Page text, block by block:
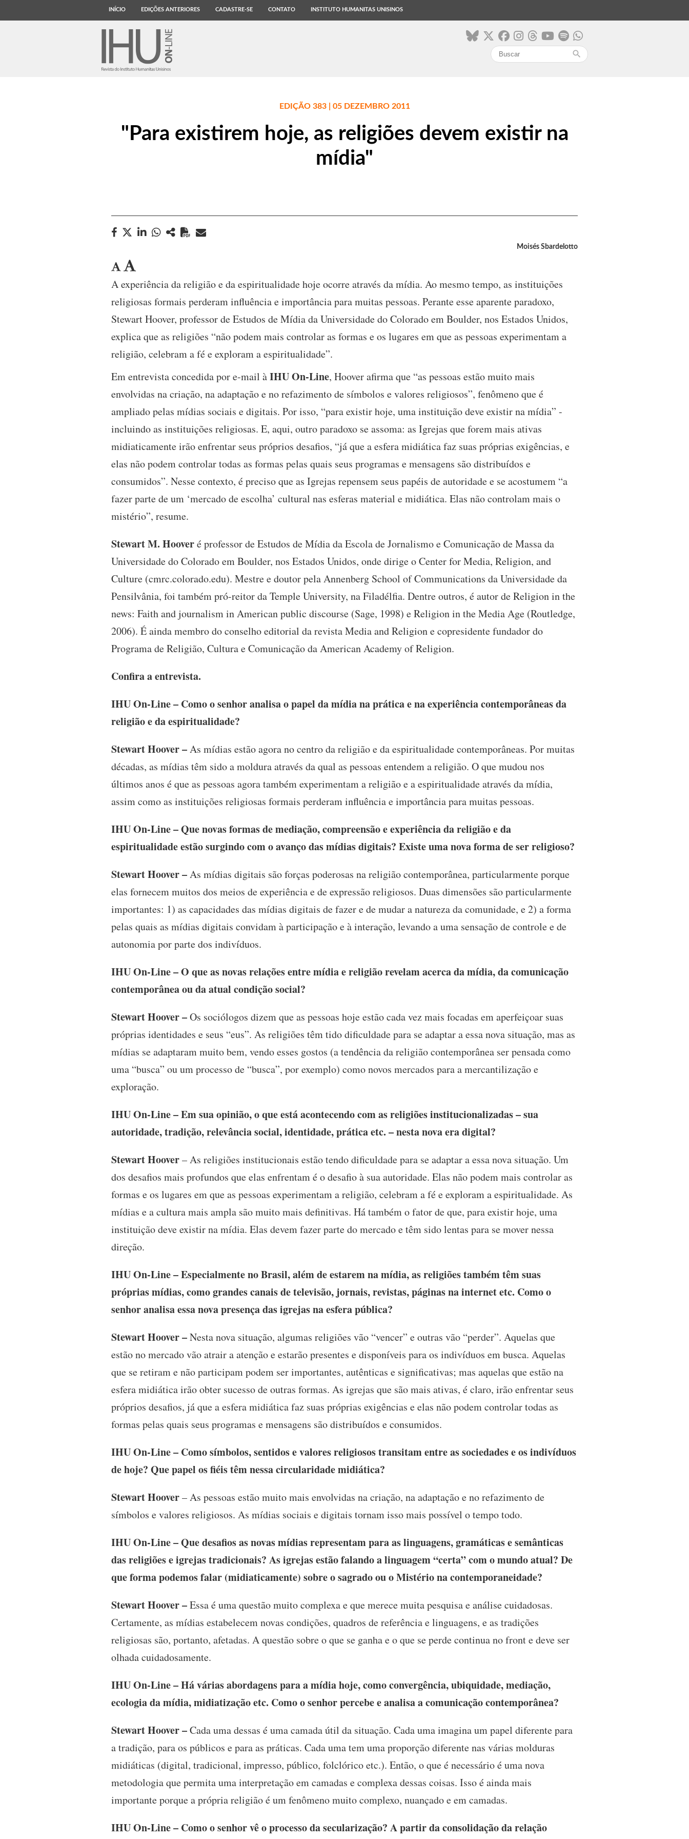
INÍCIO EDIÇÕES ANTERIORES CADASTRE-SE CONTATO INSTITUTO HUMANITAS UNISINOS
search
EDIÇÃO 383 | 05 DEZEMBRO 2011
"Para existirem hoje, as religiões devem existir na
mídia"
Moisés Sbardelotto
A experiência da religião e da espiritualidade hoje ocorre através da mídia. Ao mesmo tempo, as instituições
religiosas formais perderam influência e importância para muitas pessoas. Perante esse aparente paradoxo,
Stewart Hoover, professor de Estudos de Mídia da Universidade do Colorado em Boulder, nos Estados Unidos,
explica que as religiões “não podem mais controlar as formas e os lugares em que as pessoas experimentam a
religião, celebram a fé e exploram a espiritualidade”.
Em entrevista concedida por e-mail àIHU On-Line, Hoover afirma que “as pessoas estão muito mais
envolvidas na criação, na adaptação e no refazimento de símbolos e valores religiosos”, fenômeno que é
ampliado pelas mídias sociais e digitais. Por isso, “para existir hoje, uma instituição deve existir na mídia” -
incluindo as instituições religiosas. E, aqui, outro paradoxo se assoma: as Igrejas que forem mais ativas
midiaticamente irão enfrentar seus próprios desafios, “já que a esfera midiática faz suas próprias exigências, e
elas não podem controlar todas as formas pelas quais seus programas e mensagens são distribuídos e
consumidos”. Nesse contexto, é preciso que as Igrejas repensem seus papéis de autoridade e se acostumem “a
fazer parte de um ‘mercado de escolha’ cultural nas esferas material e midiática. Elas não controlam mais o
mistério”, resume.
Stewart M. Hooveré professor de Estudos de Mídia da Escola de Jornalismo e Comunicação de Massa da
Universidade do Colorado em Boulder, nos Estados Unidos, onde dirige o Center for Media, Religion, and
Culture (cmrc.colorado.edu). Mestre e doutor pela Annenberg School of Communications da Universidade da
Pensilvânia, foi também pró-reitor da Temple University, na Filadélfia. Dentre outros, é autor de Religion in the
news: Faith and journalism in American public discourse (Sage, 1998) e Religion in the Media Age (Routledge,
2006). É ainda membro do conselho editorial da revista Media and Religion e copresidente fundador do
Programa de Religião, Cultura e Comunicação da American Academy of Religion.
Confira a entrevista.
IHU On-Line – Como o senhor analisa o papel da mídia na prática e na experiência contemporâneas da
religião e da espiritualidade?
Stewart Hoover –As mídias estão agora no centro da religião e da espiritualidade contemporâneas. Por muitas
décadas, as mídias têm sido a moldura através da qual as pessoas entendem a religião. O que mudou nos
últimos anos é que as pessoas agora também experimentam a religião e a espiritualidade através da mídia,
assim como as instituições religiosas formais perderam influência e importância para muitas pessoas.
IHU On-Line – Que novas formas de mediação, compreensão e experiência da religião e da
espiritualidade estão surgindo com o avanço das mídias digitais? Existe uma nova forma de ser religioso?
Stewart Hoover –As mídias digitais são forças poderosas na religião contemporânea, particularmente porque
elas fornecem muitos dos meios de experiência e de expressão religiosos. Duas dimensões são particularmente
importantes: 1) as capacidades das mídias digitais de fazer e de mudar a natureza da comunidade, e 2) a forma
pelas quais as mídias digitais convidam à participação e à interação, levando a uma sensação de controle e de
autonomia por parte dos indivíduos.
IHU On-Line – O que as novas relações entre mídia e religião revelam acerca da mídia, da comunicação
contemporânea ou da atual condição social?
Stewart Hoover –Os sociólogos dizem que as pessoas hoje estão cada vez mais focadas em aperfeiçoar suas
próprias identidades e seus “eus”. As religiões têm tido dificuldade para se adaptar a essa nova situação, mas as
mídias se adaptaram muito bem, vendo esses gostos (a tendência da religião contemporânea ser pensada como
uma “busca” ou um processo de “busca”, por exemplo) como novos mercados para a mercantilização e
exploração.
IHU On-Line – Em sua opinião, o que está acontecendo com as religiões institucionalizadas – sua
autoridade, tradição, relevância social, identidade, prática etc. – nesta nova era digital?
Stewart Hoover– As religiões institucionais estão tendo dificuldade para se adaptar a essa nova situação. Um
dos desafios mais profundos que elas enfrentam é o desafio à sua autoridade. Elas não podem mais controlar as
formas e os lugares em que as pessoas experimentam a religião, celebram a fé e exploram a espiritualidade. As
mídias e a cultura mais ampla são muito mais definitivas. Há também o fator de que, para existir hoje, uma
instituição deve existir na mídia. Elas devem fazer parte do mercado e têm sido lentas para se mover nessa
direção.
IHU On-Line – Especialmente no Brasil, além de estarem na mídia, as religiões também têm suas
próprias mídias, como grandes canais de televisão, jornais, revistas, páginas na internet etc. Como o
senhor analisa essa nova presença das igrejas na esfera pública?
Stewart Hoover –Nesta nova situação, algumas religiões vão “vencer” e outras vão “perder”. Aquelas que
estão no mercado vão atrair a atenção e estarão presentes e disponíveis para os indivíduos em busca. Aquelas
que se retiram e não participam podem ser importantes, autênticas e significativas; mas aquelas que estão na
esfera midiática irão obter sucesso de outras formas. As igrejas que são mais ativas, é claro, irão enfrentar seus
próprios desafios, já que a esfera midiática faz suas próprias exigências e elas não podem controlar todas as
formas pelas quais seus programas e mensagens são distribuídos e consumidos.
IHU On-Line – Como símbolos, sentidos e valores religiosos transitam entre as sociedades e os indivíduos
de hoje? Que papel os fiéis têm nessa circularidade midiática?
Stewart Hoover– As pessoas estão muito mais envolvidas na criação, na adaptação e no refazimento de
símbolos e valores religiosos. As mídias sociais e digitais tornam isso mais possível o tempo todo.
IHU On-Line – Que desafios as novas mídias representam para as linguagens, gramáticas e semânticas
das religiões e igrejas tradicionais? As igrejas estão falando a linguagem “certa” com o mundo atual? De
que forma podemos falar (midiaticamente) sobre o sagrado ou o Mistério na contemporaneidade?
Stewart Hoover –Essa é uma questão muito complexa e que merece muita pesquisa e análise cuidadosas.
Certamente, as mídias estabelecem novas condições, quadros de referência e linguagens, e as tradições
religiosas são, portanto, afetadas. A questão sobre o que se ganha e o que se perde continua no front e deve ser
olhada cuidadosamente.
IHU On-Line – Há várias abordagens para a mídia hoje, como convergência, ubiquidade, mediação,
ecologia da mídia, midiatização etc. Como o senhor percebe e analisa a comunicação contemporânea?
Stewart Hoover –Cada uma dessas é uma camada útil da situação. Cada uma imagina um papel diferente para
a tradição, para os públicos e para as práticas. Cada uma tem uma proporção diferente nas várias molduras
midiáticas (digital, tradicional, impresso, público, folclórico etc.). Então, o que é necessário é uma nova
metodologia que permita uma interpretação em camadas e complexa dessas coisas. Isso é ainda mais
importante porque a própria religião é um fenômeno muito complexo, nuançado e em camadas.
IHU On-Line – Como o senhor vê o processo da secularização? A partir da consolidação da relação